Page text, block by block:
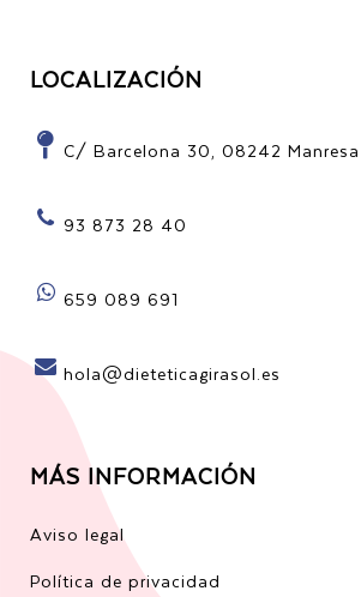
LOCALIZACIÓN
C/ Barcelona 30, 08242 Manresa
93 873 28 40
659 089 691
hola@dieteticagirasol.es
MÁS INFORMACIÓN
Aviso legal
Política de privacidad